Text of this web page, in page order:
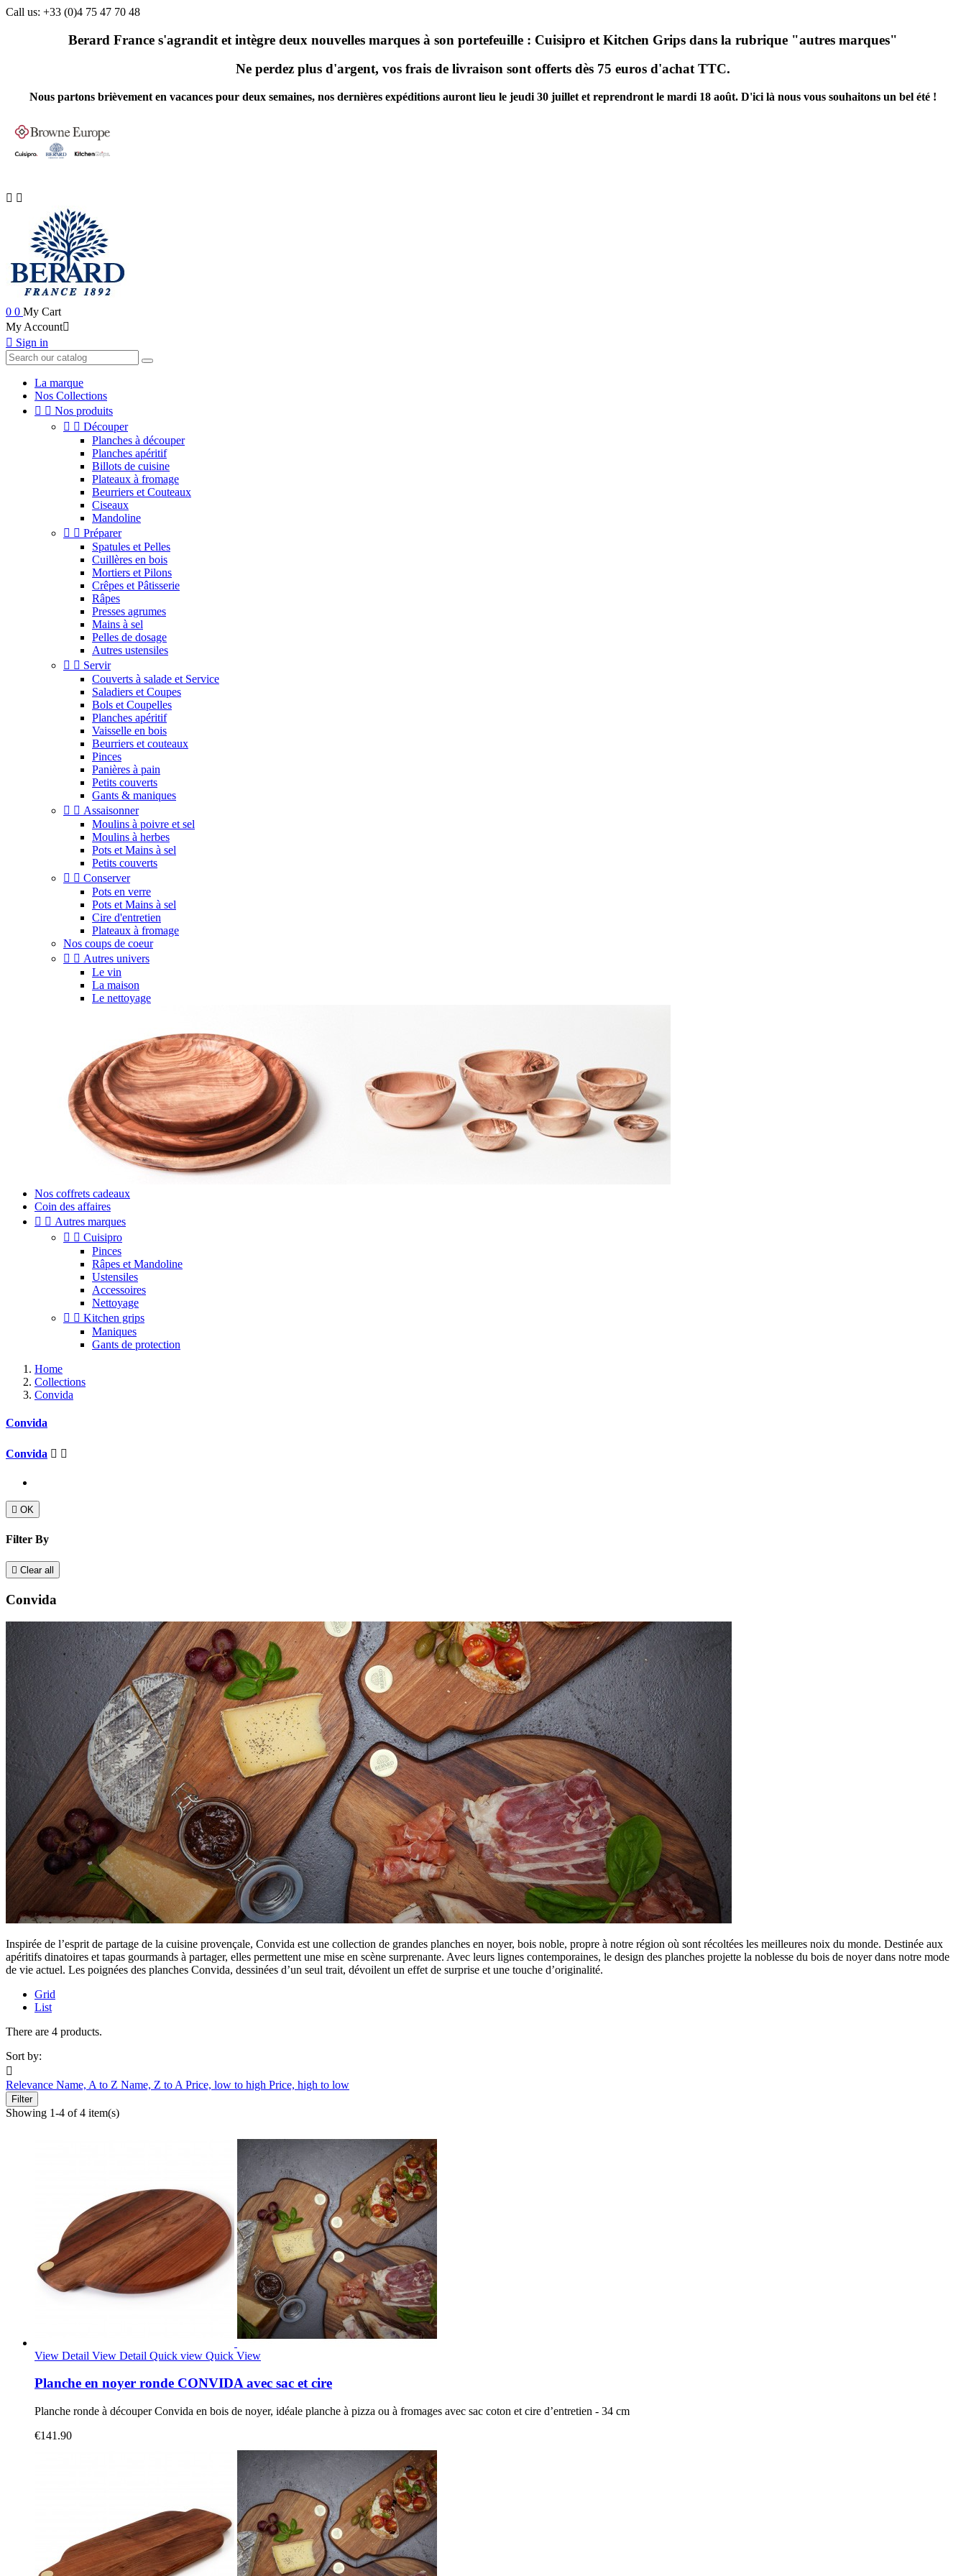
Call us: +33 (0)4 75 47 70 48
Berard France s'agrandit et intègre deux nouvelles marques à son portefeuille : Cuisipro et Kitchen Grips dans la rubrique "autres marques"
Ne perdez plus d'argent, vos frais de livraison sont offerts dès 75 euros d'achat TTC.
Nous partons brièvement en vacances pour deux semaines, nos dernières expéditions auront lieu le jeudi 30 juillet et reprendront le mardi 18 août. D'ici là nous vous souhaitons un bel été !
 
0 0 My Cart
My Account
 Sign in
La marque
Nos Collections
  Nos produits
  Découper
Planches à découper
Planches apéritif
Billots de cuisine
Plateaux à fromage
Beurriers et Couteaux
Ciseaux
Mandoline
  Préparer
Spatules et Pelles
Cuillères en bois
Mortiers et Pilons
Crêpes et Pâtisserie
Râpes
Presses agrumes
Mains à sel
Pelles de dosage
Autres ustensiles
  Servir
Couverts à salade et Service
Saladiers et Coupes
Bols et Coupelles
Planches apéritif
Vaisselle en bois
Beurriers et couteaux
Pinces
Panières à pain
Petits couverts
Gants & maniques
  Assaisonner
Moulins à poivre et sel
Moulins à herbes
Pots et Mains à sel
Petits couverts
  Conserver
Pots en verre
Pots et Mains à sel
Cire d'entretien
Plateaux à fromage
Nos coups de coeur
  Autres univers
Le vin
La maison
Le nettoyage
Nos coffrets cadeaux
Coin des affaires
  Autres marques
  Cuisipro
Pinces
Râpes et Mandoline
Ustensiles
Accessoires
Nettoyage
  Kitchen grips
Maniques
Gants de protection
Home
Collections
Convida
Convida
Convida  
 OK
Filter By
 Clear all
Convida
Inspirée de l’esprit de partage de la cuisine provençale, Convida est une collection de grandes planches en noyer, bois noble, propre à notre région où sont récoltées les meilleures noix du monde. Destinée aux
apéritifs dinatoires et tapas gourmands à partager, elles permettent une mise en scène surprenante. Avec leurs lignes contemporaines, le design des planches projette la noblesse du bois de noyer dans notre mode
de vie actuel. Les poignées des planches Convida, dessinées d’un seul trait, dévoilent un effet de surprise et une touche d’originalité.
Grid
List
There are 4 products.
Sort by:

Relevance Name, A to Z Name, Z to A Price, low to high Price, high to low
Filter
Showing 1-4 of 4 item(s)
View Detail View Detail Quick view Quick View
Planche en noyer ronde CONVIDA avec sac et cire
Planche ronde à découper Convida en bois de noyer, idéale planche à pizza ou à fromages avec sac coton et cire d’entretien - 34 cm
€141.90